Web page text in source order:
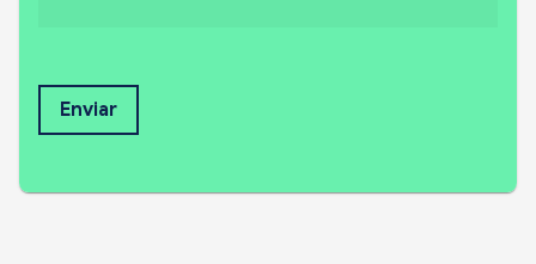
Enviar